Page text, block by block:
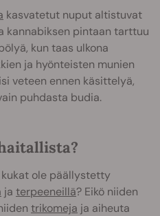
kasvatetut nuput altistuvat
kannabiksen pintaan tarttuu
kun taas ulkona
ja hyönteisten munien
veteen ennen käsittelyä,
puhdasta budia.
ole päällystetty
ja terpeeneillä? Eikö niiden
trikomeja ja aiheuta